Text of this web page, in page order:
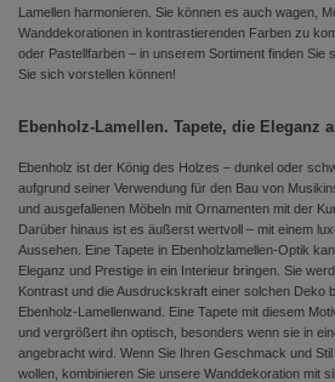
Lamellen harmonieren. Sie können es auch wagen,
Wanddekorationen in kontrastierenden Farben zu
oder Pastellfarben – in unserem Sortiment finden Sie
Sie sich vorstellen können!
Ebenholz-Lamellen. Tapete, die Eleganz
Ebenholz ist der König des Holzes – dunkel oder
aufgrund seiner Verwendung für den Bau von
und ausgefallenen Möbeln mit Ornamenten mit der
Darüber hinaus ist es äußerst wertvoll – mit einem
Aussehen. Eine Tapete in Ebenholzlamellen-Optik
Eleganz und Prestige in ein Interieur bringen. Sie
Kontrast und die Ausdruckskraft einer solchen Deko
Ebenholz-Lamellenwand. Eine Tapete mit diesem
und vergrößert ihn optisch, besonders wenn sie in
angebracht wird. Wenn Sie Ihren Geschmack und
wollen, kombinieren Sie unsere Wanddekoration mit